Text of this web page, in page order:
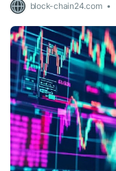
block-chain24.com